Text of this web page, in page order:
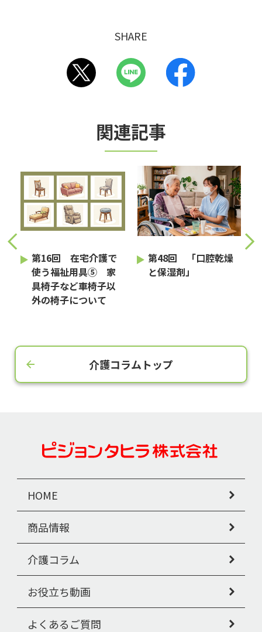
SHARE
関連記事
第16回 在宅介護で
使う福祉用具⑤ 家
具椅子など車椅子以
外の椅子について
第48回 「口腔乾燥
と保湿剤」
介護コラムトップ
HOME
商品情報
介護コラム
お役立ち動画
よくあるご質問